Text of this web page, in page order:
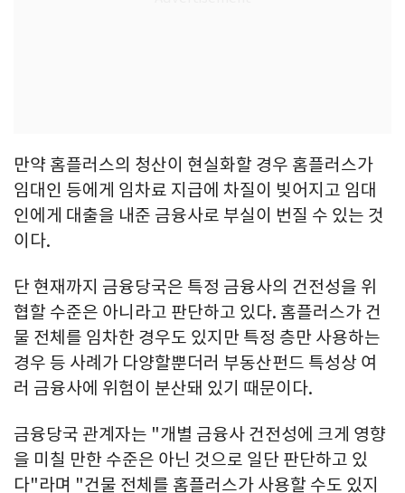
만약 홈플러스의 청산이 현실화할 경우 홈플러스가
임대인 등에게 임차료 지급에 차질이 빚어지고 임대
인에게 대출을 내준 금융사로 부실이 번질 수 있는 것
이다.
단 현재까지 금융당국은 특정 금융사의 건전성을 위
협할 수준은 아니라고 판단하고 있다. 홈플러스가 건
물 전체를 임차한 경우도 있지만 특정 층만 사용하는
경우 등 사례가 다양할뿐더러 부동산펀드 특성상 여
러 금융사에 위험이 분산돼 있기 때문이다.
금융당국 관계자는 "개별 금융사 건전성에 크게 영향
을 미칠 만한 수준은 아닌 것으로 일단 판단하고 있
다"라며 "건물 전체를 홈플러스가 사용할 수도 있지